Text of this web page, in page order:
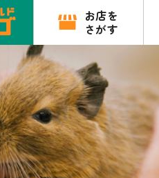
お店を
さがす